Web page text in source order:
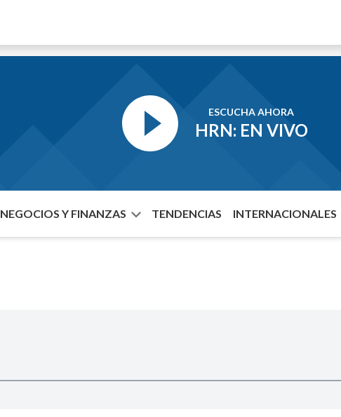
ESCUCHA AHORA
HRN: EN VIVO
NEGOCIOS Y FINANZAS TENDENCIAS INTERNACIONALES